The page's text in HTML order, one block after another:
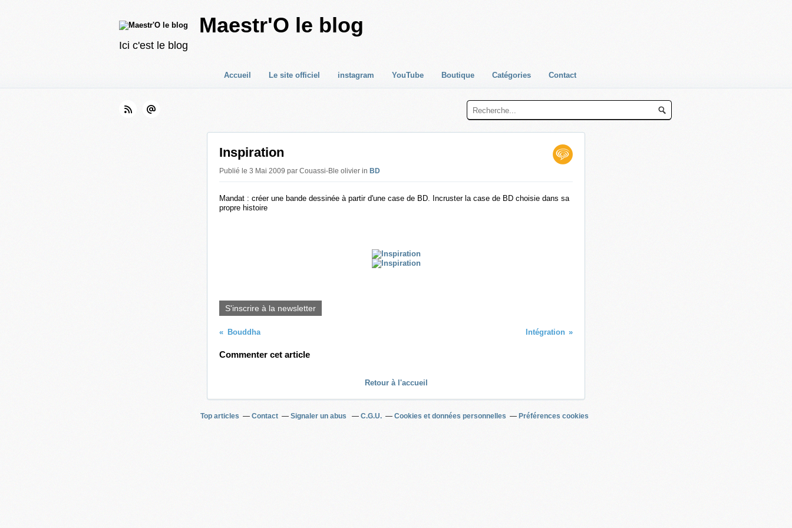
Maestr'O le blog
Ici c'est le blog
Accueil Le site officiel instagram YouTube Boutique Catégories Contact
Inspiration
Publié le 3 Mai 2009 par Couassi-Ble olivier in BD
Mandat : créer une bande dessinée à partir d'une case de BD. Incruster la case de BD choisie dans sa
propre histoire
S'inscrire à la newsletter
Bouddha Intégration
Commenter cet article
Retour à l'accueil
Top articles Contact Signaler un abus C.G.U. Cookies et données personnelles Préférences cookies